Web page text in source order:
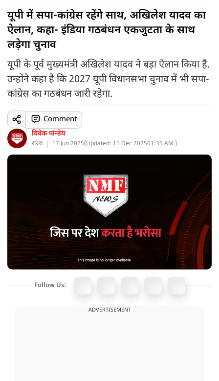
यूपी में सपा-कांग्रेस रहेंगे साथ, अखिलेश यादव का
ऐलान, कहा- इंडिया गठबंधन एकजुटता के साथ
लड़ेगा चुनाव
यूपी के पूर्व मुख्यमंत्री अखिलेश यादव ने बड़ा ऐलान किया है.
उन्होंने कहा है कि 2027 यूपी विधानसभा चुनाव में भी सपा-
कांग्रेस का गठबंधन जारी रहेगा.
विवेक पांन्डेय
राज्य 17 Jun 2025(Updated: 11 Dec 202501:35 AM )
Comment
Follow Us:
ADVERTISEMENT